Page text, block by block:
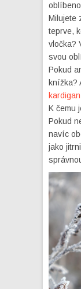
Milujete
teprve,
vločka?
svou
Pokud
knížka?
kardigan
K čemu
Pokud
navíc
jako